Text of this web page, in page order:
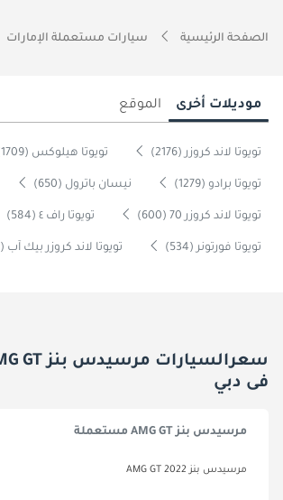
الصفحة الرئيسية سيارات مستعملة الإمارات
موديلات أخرى الموقع
تويوتا لاند كروزر (2176) تويوتا هيلوكس (1709)
تويوتا برادو (1279) نيسان باترول (650)
تويوتا لاند كروزر 70 (600) تويوتا راف ٤ (584)
تويوتا فورتونر (534) تويوتا لاند كروزر بيك آب (530)
فى دبي
مرسيدس بنز AMG GT مستعملة
مرسيدس بنز AMG GT 2022